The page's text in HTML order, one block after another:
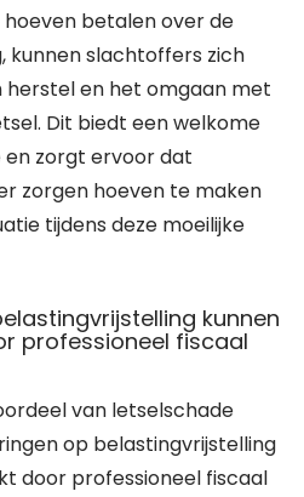
betalen over de
kunnen slachtoffers zich
herstel en het omgaan met
Dit biedt een welkome
zorgt ervoor dat
zorgen hoeven te maken
tijdens deze moeilijke
kunnen
professioneel fiscaal
van letselschade
op belastingvrijstelling
door professioneel fiscaal